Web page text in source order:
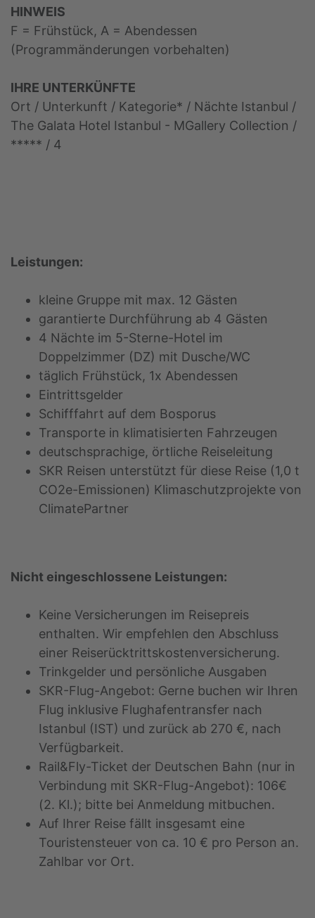
HINWEIS
F = Frühstück, A = Abendessen
(Programmänderungen vorbehalten)
IHRE UNTERKÜNFTE
Ort / Unterkunft / Kategorie* / Nächte Istanbul /
The Galata Hotel Istanbul - MGallery Collection /
***** / 4
Leistungen:
kleine Gruppe mit max. 12 Gästen
garantierte Durchführung ab 4 Gästen
4 Nächte im 5-Sterne-Hotel im
Doppelzimmer (DZ) mit Dusche/WC
täglich Frühstück, 1x Abendessen
Eintrittsgelder
Schifffahrt auf dem Bosporus
Transporte in klimatisierten Fahrzeugen
deutschsprachige, örtliche Reiseleitung
SKR Reisen unterstützt für diese Reise (1,0 t
CO2e-Emissionen) Klimaschutzprojekte von
ClimatePartner
Nicht eingeschlossene Leistungen:
Keine Versicherungen im Reisepreis
enthalten. Wir empfehlen den Abschluss
einer Reiserücktrittskostenversicherung.
Trinkgelder und persönliche Ausgaben
SKR-Flug-Angebot: Gerne buchen wir Ihren
Flug inklusive Flughafentransfer nach
Istanbul (IST) und zurück ab 270 €, nach
Verfügbarkeit.
Rail&Fly-Ticket der Deutschen Bahn (nur in
Verbindung mit SKR-Flug-Angebot): 106€
(2. Kl.); bitte bei Anmeldung mitbuchen.
Auf Ihrer Reise fällt insgesamt eine
Touristensteuer von ca. 10 € pro Person an.
Zahlbar vor Ort.